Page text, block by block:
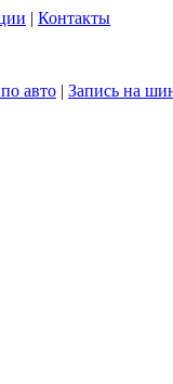
| Контакты
авто | Запись на